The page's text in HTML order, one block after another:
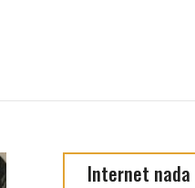
Internet